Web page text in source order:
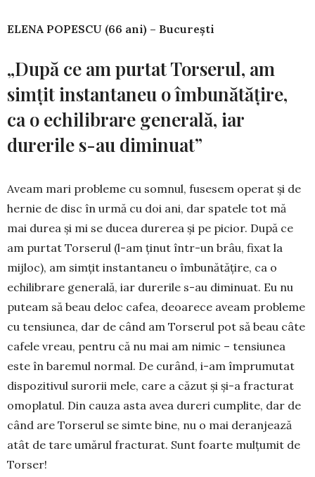
ELENA POPESCU (66 ani) – Bucureşti
„După ce am purtat Torserul, am
simţit instantaneu o îmbunătăţire,
ca o echilibrare generală, iar
durerile s-au diminuat”
Aveam mari probleme cu somnul, fusesem operat şi de
hernie de disc în urmă cu doi ani, dar spatele tot mă
mai durea şi mi se ducea durerea şi pe picior. După ce
am purtat Torserul (l-am ţinut într-un brâu, fixat la
mijloc), am simţit instantaneu o îmbunătăţire, ca o
echilibrare generală, iar durerile s-au diminuat. Eu nu
puteam să beau deloc cafea, deoarece aveam probleme
cu tensiunea, dar de când am Torserul pot să beau câte
cafele vreau, pentru că nu mai am nimic – tensiunea
este în baremul normal. De curând, i-am împrumutat
dispozitivul surorii mele, care a căzut şi şi-a fracturat
omoplatul. Din cauza asta avea dureri cumplite, dar de
când are Torserul se simte bine, nu o mai deranjează
atât de tare umărul fracturat. Sunt foarte mulţumit de
Torser!